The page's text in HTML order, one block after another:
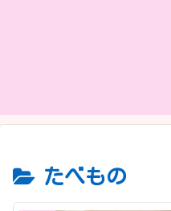
たべもの